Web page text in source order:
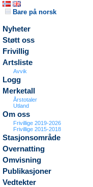
Bare på norsk
Nyheter
Støtt oss
Frivillig
Artsliste
Avvik
Logg
Merketall
Årstotaler
Utland
Om oss
Frivillige 2019-2026
Frivillige 2015-2018
Stasjonsområde
Overnatting
Omvisning
Publikasjoner
Vedtekter